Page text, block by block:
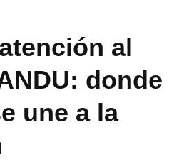
al
donde
une a la